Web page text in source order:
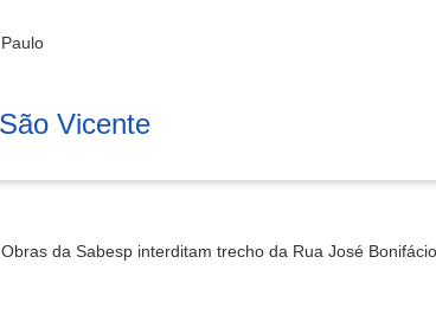
Vicente
Obras da Sabesp interditam trecho da Rua José